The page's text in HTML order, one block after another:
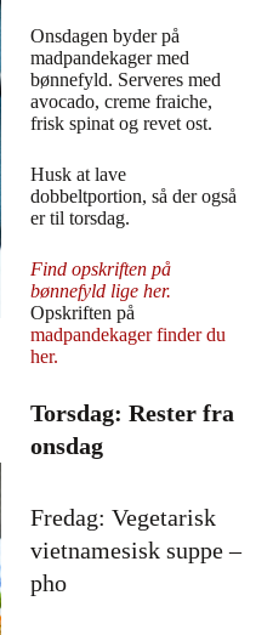
Onsdagen byder på
madpandekager med
bønnefyld. Serveres med
avocado, creme fraiche,
frisk spinat og revet ost.
Husk at lave
dobbeltportion, så der også
er til torsdag.
Find opskriften på
bønnefyld lige her.
Opskriften på
madpandekager finder du
her.
Torsdag: Rester fra
onsdag
Fredag: Vegetarisk
vietnamesisk suppe –
pho